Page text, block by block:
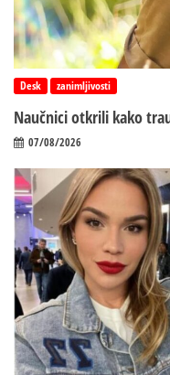
Desk zanimljivosti
Naučnici otkrili kako
07/08/2026